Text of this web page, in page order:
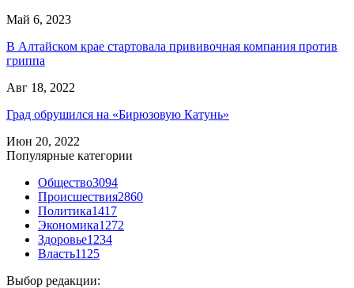
Май 6, 2023
В Алтайском крае стартовала прививочная компания против
гриппа
Авг 18, 2022
Град обрушился на «Бирюзовую Катунь»
Июн 20, 2022
Популярные категории
Общество3094
Происшествия2860
Политика1417
Экономика1272
Здоровье1234
Власть1125
Выбор редакции: